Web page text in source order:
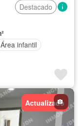
Destacado
Área infantil
Actualizado